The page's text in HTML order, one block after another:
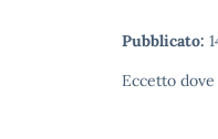
Pubblicato:
Eccetto